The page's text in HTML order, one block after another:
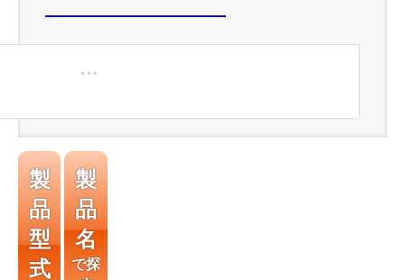
製
品
型
式
製
品
名
で探